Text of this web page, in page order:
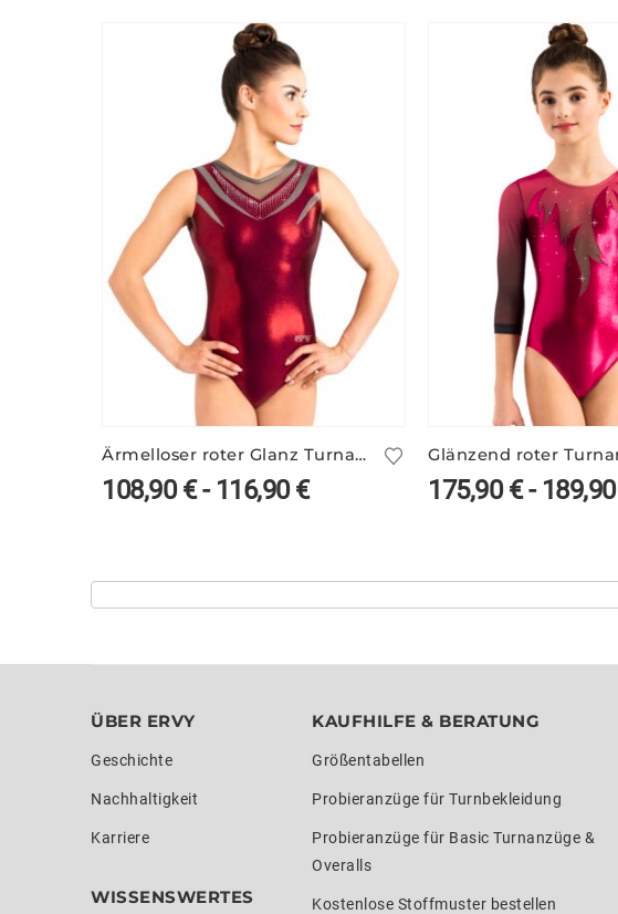
Ärmelloser roter Glanz Turnanzug NAU/1 – mit Tüll
108,90€- 116,90€ 175,90€- 189,90
ÜBER ERVY
Geschichte
Nachhaltigkeit
Karriere
WISSENSWERTES
KAUFHILFE & BERATUNG
Größentabellen
Probieranzüge für Turnbekleidung
Probieranzüge für Basic Turnanzüge &
Overalls
Kostenlose Stoffmuster bestellen